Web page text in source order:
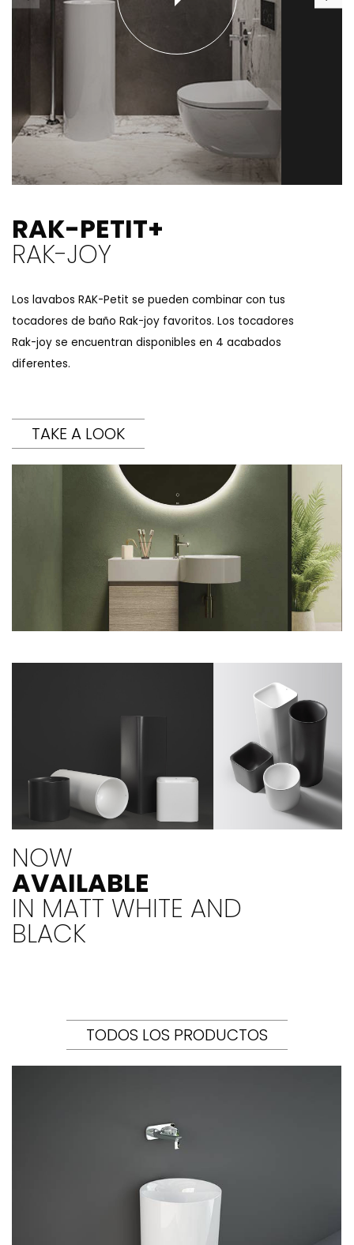
RAK-PETIT+
RAK-JOY
Los lavabos RAK-Petit se pueden combinar con tus
tocadores de baño Rak-joy favoritos. Los tocadores
Rak-joy se encuentran disponibles en 4 acabados
diferentes.
TAKE A LOOK
NOW
AVAILABLE
IN MATT WHITE AND
BLACK
TODOS LOS PRODUCTOS